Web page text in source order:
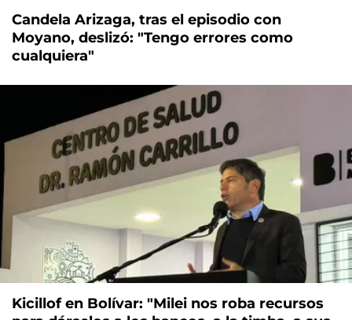
Candela Arizaga, tras el episodio con
Moyano, deslizó: "Tengo errores como
cualquiera"
Kicillof en Bolívar: "Milei nos roba recursos